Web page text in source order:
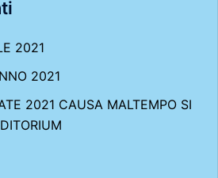
2021
2021
2021 CAUSA MALTEMPO SI